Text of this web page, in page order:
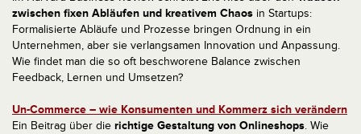
zwischen fixen Abläufen und kreativem Chaos in Startups:
Formalisierte Abläufe und Prozesse bringen Ordnung in ein
Unternehmen, aber sie verlangsamen Innovation und Anpassung.
Wie findet man die so oft beschworene Balance zwischen
Feedback, Lernen und Umsetzen?
Un-Commerce – wie Konsumenten und Kommerz sich verändern
Ein Beitrag über die richtige Gestaltung von Onlineshops. Wie